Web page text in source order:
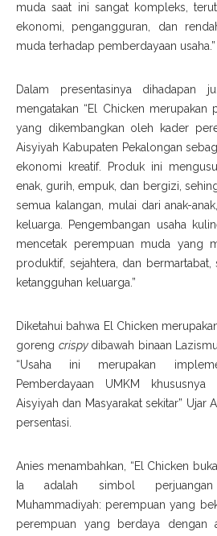
muda saat ini sangat kompleks,
ekonomi, pengangguran, dan
muda terhadap pemberdayaan
Dalam presentasinya dihadapan
mengatakan “El Chicken
yang dikembangkan oleh kader
Aisyiyah Kabupaten Pekalongan
ekonomi kreatif. Produk ini
enak, gurih, empuk, dan bergizi,
semua kalangan, mulai dari anak-
keluarga. Pengembangan usaha
mencetak perempuan muda yang
produktif, sejahtera, dan
ketangguhan keluarga.”
Diketahui bahwa El Chicken
goreng crispy dibawah binaan
“Usaha ini merupakan
Pemberdayaan UMKM
Aisyiyah dan Masyarakat sekitar” Ujar
persentasi.
Anies menambahkan, “El Chicken
Ia adalah simbol
Muhammadiyah: perempuan yang
perempuan yang berdaya dengan